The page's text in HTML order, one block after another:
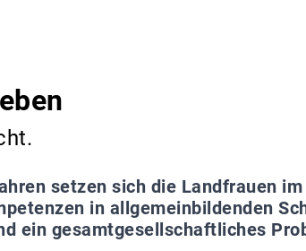
setzen sich die Landfrauen
in allgemeinbildenden
ein gesamtgesellschaftliches